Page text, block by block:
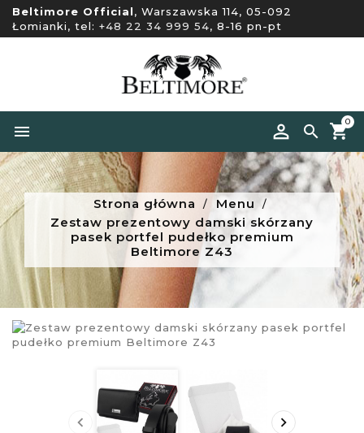
Beltimore Official, Warszawska 114, 05-092
Łomianki, tel: +48 22 34 999 54, 8-16 pn-pt


0
Strona główna
Menu
Zestaw prezentowy damski skórzany
pasek portfel pudełko premium
Beltimore Z43
 